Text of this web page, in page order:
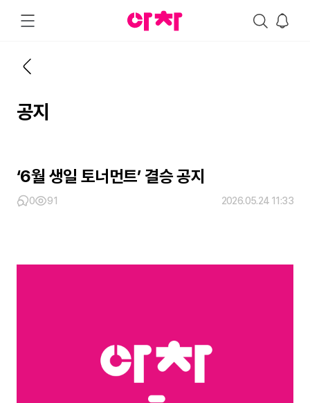
공지
‘6월 생일 토너먼트’ 결승 공지
0 91 2026.05.24 11:33